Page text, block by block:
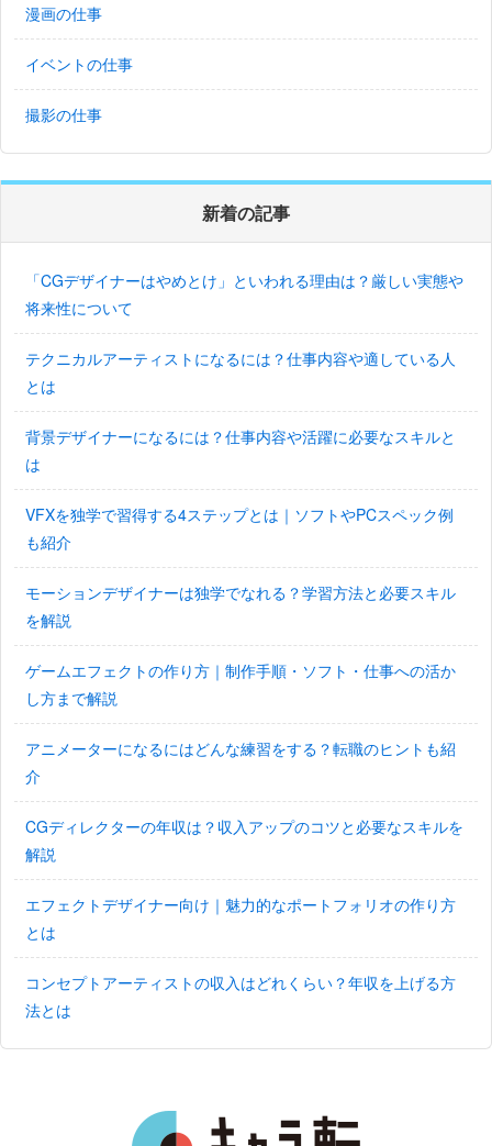
漫画の仕事
イベントの仕事
撮影の仕事
新着の記事
「CGデザイナーはやめとけ」といわれる理由は？厳しい実態や
将来性について
テクニカルアーティストになるには？仕事内容や適している人
とは
背景デザイナーになるには？仕事内容や活躍に必要なスキルと
は
VFXを独学で習得する4ステップとは｜ソフトやPCスペック例
も紹介
モーションデザイナーは独学でなれる？学習方法と必要スキル
を解説
ゲームエフェクトの作り方｜制作手順・ソフト・仕事への活か
し方まで解説
アニメーターになるにはどんな練習をする？転職のヒントも紹
介
CGディレクターの年収は？収入アップのコツと必要なスキルを
解説
エフェクトデザイナー向け｜魅力的なポートフォリオの作り方
とは
コンセプトアーティストの収入はどれくらい？年収を上げる方
法とは